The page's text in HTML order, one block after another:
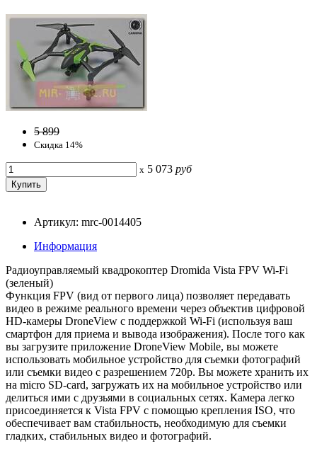
5 899
Скидка 14%
x 5 073 руб
Артикул: mrc-0014405
Информация
Радиоуправляемый квадрокоптер Dromida Vista FPV Wi-Fi
(зеленый)
Функция FPV (вид от первого лица) позволяет передавать
видео в режиме реального времени через объектив цифровой
HD-камеры DroneView с поддержкой Wi-Fi (используя ваш
смартфон для приема и вывода изображения). После того как
вы загрузите приложение DroneView Mobile, вы можете
использовать мобильное устройство для съемки фотографий
или съемки видео с разрешением 720p. Вы можете хранить их
на micro SD-card, загружать их на мобильное устройство или
делиться ими с друзьями в социальных сетях. Камера легко
присоединяется к Vista FPV с помощью крепления ISO, что
обеспечивает вам стабильность, необходимую для съемки
гладких, стабильных видео и фотографий.